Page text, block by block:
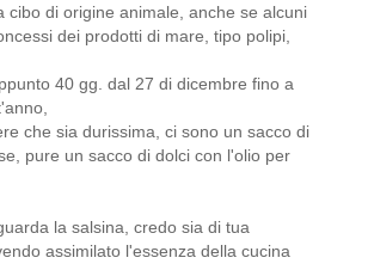
cibo di origine animale, anche se alcuni
dei prodotti di mare, tipo polipi,
40 gg. dal 27 di dicembre fino a
che sia durissima, ci sono un sacco di
pure un sacco di dolci con l'olio per
la salsina, credo sia di tua
assimilato l'essenza della cucina